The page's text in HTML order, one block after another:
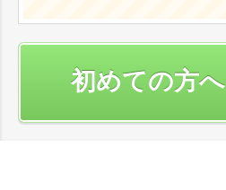
初めての方へ